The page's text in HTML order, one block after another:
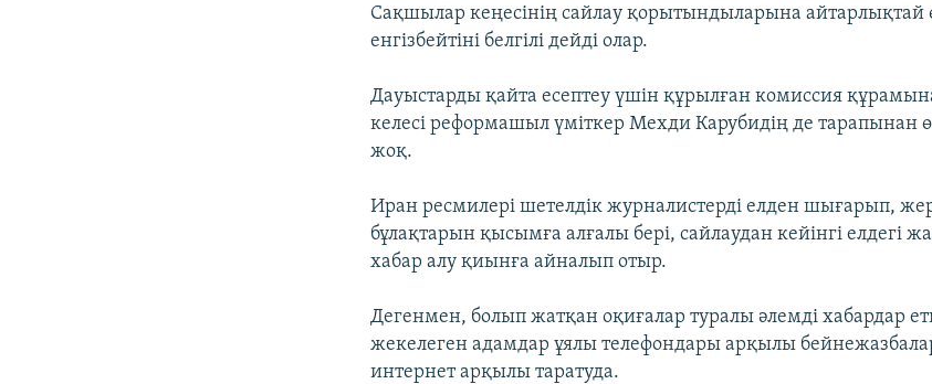
Сақшылар кеңесінің сайлау қорытындыларына айтарлықтай
енгізбейтіні белгілі дейді олар.
Дауыстарды қайта есептеу үшін құрылған комиссия
келесі реформашыл үміткер Мехди Карубидің де тарапынан
жоқ.
Иран ресмилері шетелдік журналистерді елден шығарып,
бұлақтарын қысымға алғалы бері, сайлаудан кейінгі елдегі
хабар алу қиынға айналып отыр.
Дегенмен, болып жатқан оқиғалар туралы әлемді хабардар
жекелеген адамдар ұялы телефондары арқылы
интернет арқылы таратуда.